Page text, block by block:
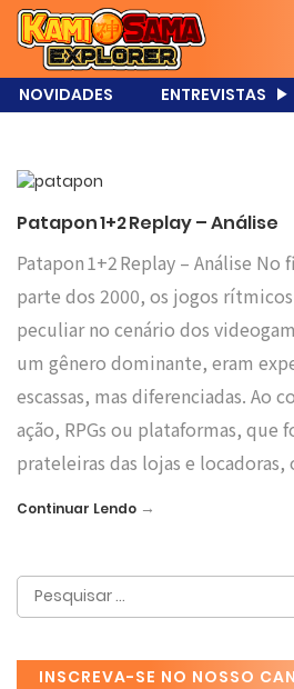
NOVIDADES ENTREVISTAS
Patapon 1+2 Replay – Análise
Patapon 1+2 Replay – Análise No
parte dos 2000, os jogos
peculiar no cenário dos
um gênero dominante, eram
escassas, mas diferenciadas. Ao
ação, RPGs ou plataformas, que
prateleiras das lojas e
Continuar Lendo →
INSCREVA-SE NO NOSSO